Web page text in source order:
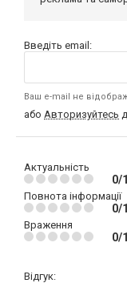
Введіть email:
Ваш e-mail не
або Авторизуйтесь
Актуальність
0/
Повнота інформації
0/
Враження
0/
Відгук: